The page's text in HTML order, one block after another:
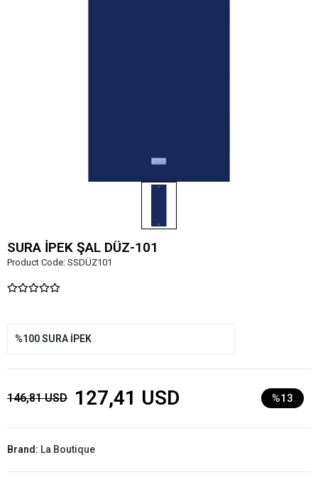
SURA İPEK ŞAL DÜZ-101
Product Code: SSDÜZ101
%100 SURA İPEK
146,81 USD 127,41 USD %13
Brand: La Boutique